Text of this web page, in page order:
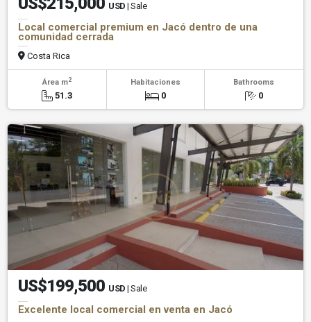
USD | Sale
Local comercial premium en Jacó dentro de una
comunidad cerrada
Costa Rica
Área m2
51.3
Habitaciones
0
Bathrooms
0
US$199,500 USD | Sale
Excelente local comercial en venta en Jacó